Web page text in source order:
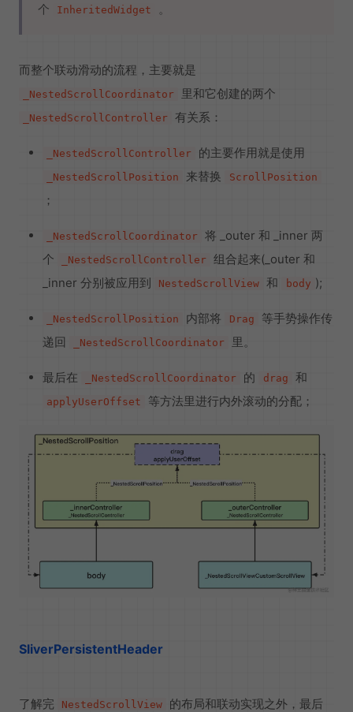
个
InheritedWidget 。
而整个联动滑动的流程，主要就是
_NestedScrollCoordinator 里和它创建的两个
_NestedScrollController 有关系：
_NestedScrollController 的主要作用就是使用
_NestedScrollPosition 来替换 ScrollPosition
；
_NestedScrollCoordinator 将 _outer 和 _inner 两
个
_NestedScrollController 组合起来(_outer 和
_inner 分别被应用到
NestedScrollView 和 body );
_NestedScrollPosition 内部将 Drag
等手势操作传
递回
_NestedScrollCoordinator 里。
最后在 _NestedScrollCoordinator 的 drag 和
applyUserOffset 等方法里进行内外滚动的分配；
SliverPersistentHeader
了解完 NestedScrollView
的布局和联动实现之外，最后